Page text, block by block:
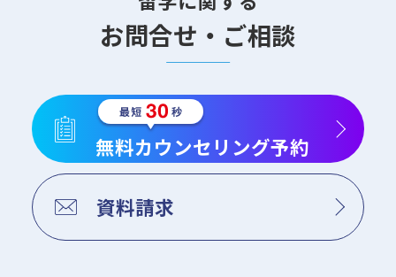
お問合せ・ご相談
無料カウンセリング予約
資料請求